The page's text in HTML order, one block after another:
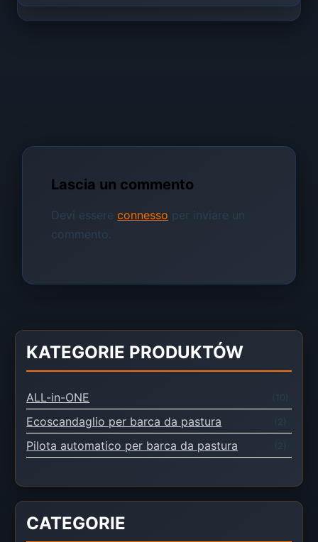
Lascia un commento
Devi essereconnesso per inviare un
commento.
KATEGORIE PRODUKTÓW
ALL-in-ONE (10)
Ecoscandaglio per barca da pastura
Pilota automatico per barca da pastura
CATEGORIE